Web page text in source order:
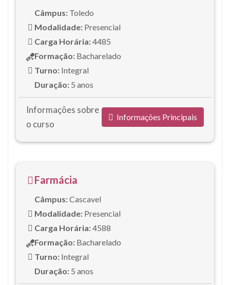
Câmpus: Toledo
Modalidade: Presencial
Carga Horária:4485
Formação: Bacharelado
Turno: Integral
Duração: 5 anos
Informações sobre
o curso
Informações Principais
Farmácia
Câmpus:Cascavel
Modalidade: Presencial
Carga Horária:4588
Formação: Bacharelado
Turno: Integral
Duração: 5 anos